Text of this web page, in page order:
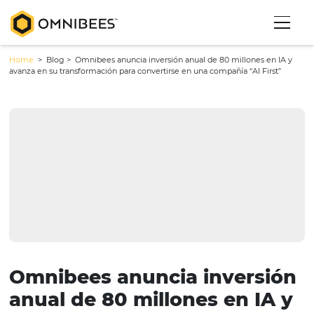
Home> Blog >Omnibees anuncia inversión anual de 80 millones